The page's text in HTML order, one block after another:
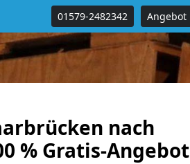
01579-2482342 Angebot
nach
% Gratis-Angebot